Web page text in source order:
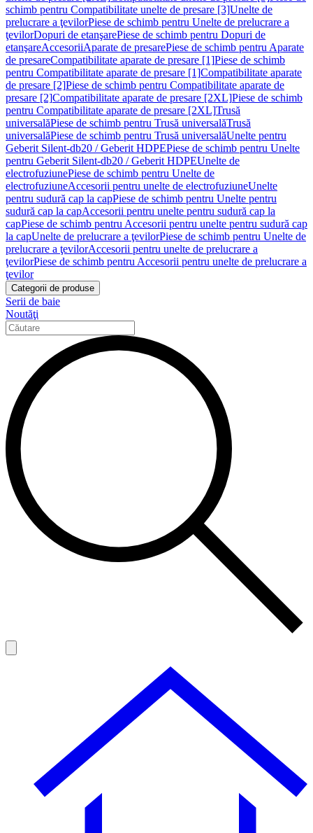
schimb pentru Compatibilitate unelte de presare [3]Unelte de
prelucrare a ţevilorPiese de schimb pentru Unelte de prelucrare a
ţevilorDopuri de etanşarePiese de schimb pentru Dopuri de
etanşareAccesoriiAparate de presarePiese de schimb pentru Aparate
de presareCompatibilitate aparate de presare [1]Piese de schimb
pentru Compatibilitate aparate de presare [1]Compatibilitate aparate
de presare [2]Piese de schimb pentru Compatibilitate aparate de
presare [2]Compatibilitate aparate de presare [2XL]Piese de schimb
pentru Compatibilitate aparate de presare [2XL]Trusă
universalăPiese de schimb pentru Trusă universalăTrusă
universalăPiese de schimb pentru Trusă universalăUnelte pentru
Geberit Silent-db20 / Geberit HDPEPiese de schimb pentru Unelte
pentru Geberit Silent-db20 / Geberit HDPEUnelte de
electrofuziunePiese de schimb pentru Unelte de
electrofuziuneAccesorii pentru unelte de electrofuziuneUnelte
pentru sudură cap la capPiese de schimb pentru Unelte pentru
sudură cap la capAccesorii pentru unelte pentru sudură cap la
capPiese de schimb pentru Accesorii pentru unelte pentru sudură cap
la capUnelte de prelucrare a ţevilorPiese de schimb pentru Unelte de
prelucrare a ţevilorAccesorii pentru unelte de prelucrare a
ţevilorPiese de schimb pentru Accesorii pentru unelte de prelucrare a
ţevilor
Categorii de produse
Serii de baie
Noutăţi